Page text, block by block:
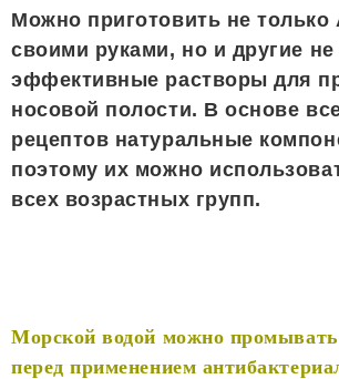
Можно приготовить не только
своими руками, но и другие не
эффективные растворы для
носовой полости. В основе
рецептов натуральные
поэтому их можно
всех возрастных групп.
Морской водой можно
перед применением